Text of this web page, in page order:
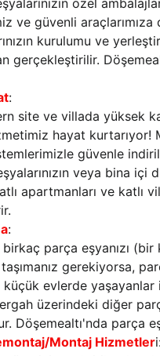
özel
ve güvenli
kurulumu ve
gerçekleştirilir.
:
site ve villada yüksek
hayat kurtarıyor!
güvenle
veya bina
apartmanları ve katlı
:
parça eşyanızı
taşımanız gerekiyorsa,
evlerde yaşayanlar
üzerindeki diğer
Döşemealtı'nda parça
Montaj Hizmetler